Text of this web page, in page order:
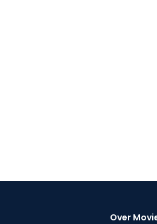
Over